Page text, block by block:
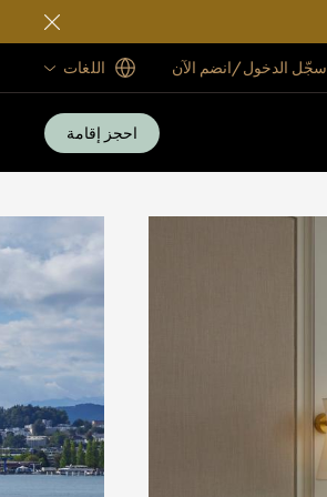
سجّل الدخول/انضم الآن اللغات
احجز إقامة